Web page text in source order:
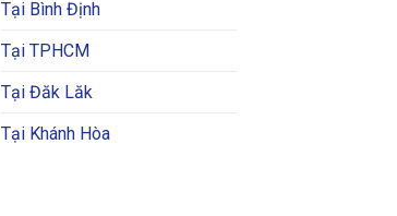
Tại Bình Định
Tại TPHCM
Tại Đăk Lăk
Tại Khánh Hòa